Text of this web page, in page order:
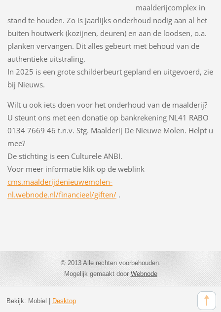
maalderijcomplex in
stand te houden. Zo is jaarlijks onderhoud nodig aan al het
buiten houtwerk (kozijnen, deuren) en aan de loodsen, o.a.
planken vervangen. Dit alles gebeurt met behoud van de
authentieke uitstraling.
In 2025 is een grote schilderbeurt gepland en uitgevoerd, zie
bij Nieuws.
Wilt u ook iets doen voor het onderhoud van de maalderij?
U steunt ons met een donatie op bankrekening NL41 RABO
0134 7669 46 t.n.v. Stg. Maalderij De Nieuwe Molen. Helpt u
mee?
De stichting is een Culturele ANBI.
Voor meer informatie klik op de weblink
cms.maalderijdenieuwemolen-
nl.webnode.nl/financieel/giften/.
© 2013 Alle rechten voorbehouden.
Mogelijk gemaakt doorWebnode
Bekijk: Mobiel Desktop